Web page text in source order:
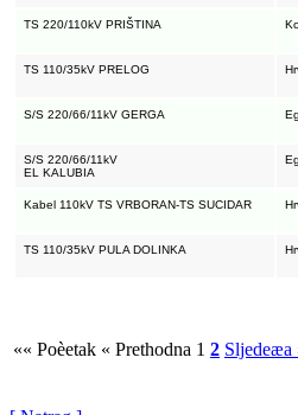
TS 220/110kV PRIŠTINA
TS 110/35kV PRELOG
S/S 220/66/11kV GERGA
S/S 220/66/11kV
EL KALUBIA
Kabel 110kV TS VRBORAN-TS SUCIDAR
TS 110/35kV PULA DOLINKA
«« Poèetak « Prethodna 1 2 Sljedeæa